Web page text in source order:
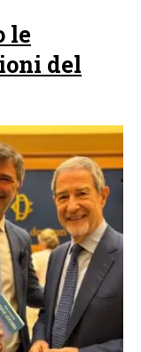
le
del